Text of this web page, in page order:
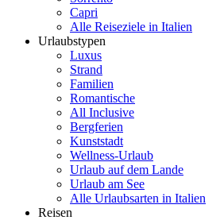
Capri
Alle Reiseziele in Italien
Urlaubstypen
Luxus
Strand
Familien
Romantische
All Inclusive
Bergferien
Kunststadt
Wellness-Urlaub
Urlaub auf dem Lande
Urlaub am See
Alle Urlaubsarten in Italien
Reisen